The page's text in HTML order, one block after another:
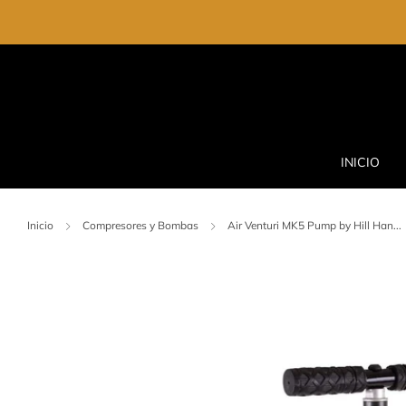
INICIO
Inicio Compresores y Bombas Air Venturi MK5 Pump by Hill Han...